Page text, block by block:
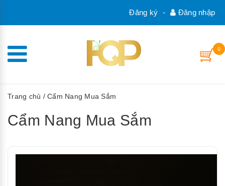
Đăng nhập
-
Đăng ký
0
Trang chủ / Cẩm Nang Mua Sắm
Cẩm Nang Mua Sắm